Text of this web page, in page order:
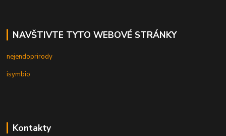
NAVŠTIVTE TYTO WEBOVÉ STRÁNKY
nejendoprirody
isymbio
Kontakty